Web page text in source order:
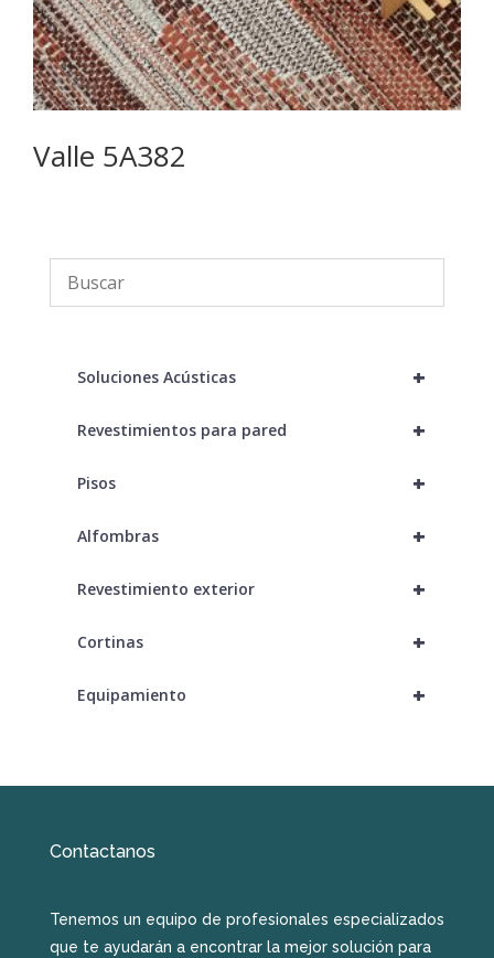
Valle 5A382
+
Soluciones Acústicas
+
Revestimientos para pared
+
Pisos
+
Alfombras
+
Revestimiento exterior
+
Cortinas
+
Equipamiento
Contactanos
Tenemos un equipo de profesionales especializados
que te ayudarán a encontrar la mejor solución para